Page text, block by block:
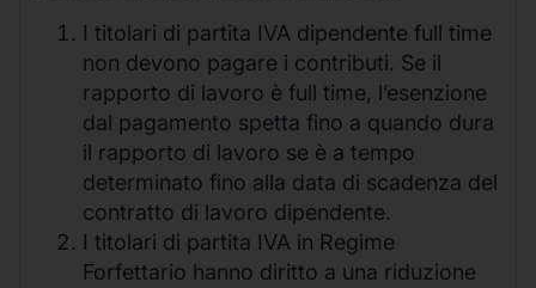
I titolari di partita IVA dipendente full time
non devono pagare i contributi. Se il
rapporto di lavoro è full time, l’esenzione
dal pagamento spetta fino a quando dura
il rapporto di lavoro se è a tempo
determinato fino alla data di scadenza del
contratto di lavoro dipendente.
I titolari di partita IVA in Regime
Forfettario hanno diritto a una riduzione